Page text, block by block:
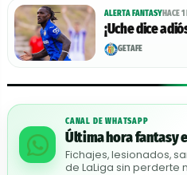
ALERTA FANTASYHACE
¡Uche dice
GETAFE
CANAL DE WHATSAPP
Última hora fantasy
Fichajes, lesionados,
de LaLiga sin perderte